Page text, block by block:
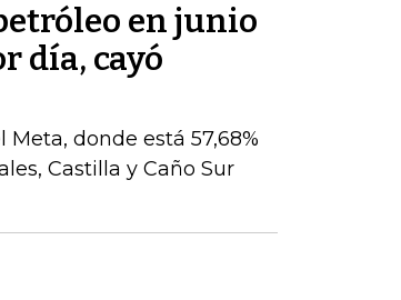
en junio
día, cayó
donde está 57,68%
Castilla y Caño Sur